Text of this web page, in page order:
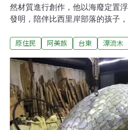
然材質進行創作，他以海廢定置
發明，陪伴比西里岸部落的孩子
文致贈給諾魯總統的一把電木吉
讓他陷入迷惘。范志明接受環境
（下），述說一名原民藝術家的
2019年4月，總統蔡英文在「海
魯總統瓦卡一把特別的電木吉他
美」。這是一把獨一無二的琴，
電吉他、電木吉他的三種功能，
原住民 阿美族 台東 漂流木